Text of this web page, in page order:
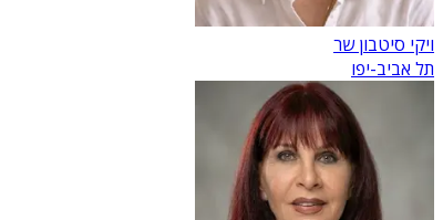
ויקי סיטבון שר
תל אביב-יפו